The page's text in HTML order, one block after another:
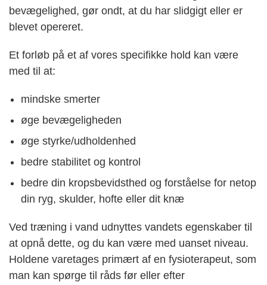
bevægelighed, gør ondt, at du har slidgigt eller er
blevet opereret.
Et forløb på et af vores specifikke hold kan være
med til at:
mindske smerter
øge bevægeligheden
øge styrke/udholdenhed
bedre stabilitet og kontrol
bedre din kropsbevidsthed og forståelse for netop
din ryg, skulder, hofte eller dit knæ
Ved træning i vand udnyttes vandets egenskaber til
at opnå dette, og du kan være med uanset niveau.
Holdene varetages primært af en fysioterapeut, som
man kan spørge til råds før eller efter